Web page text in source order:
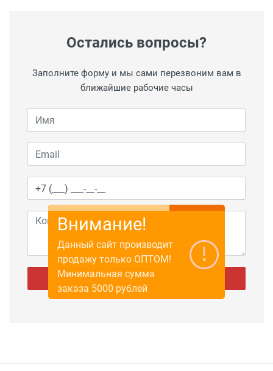
Остались вопросы?
Заполните форму и мы сами перезвоним вам в
ближайшие рабочие часы
Отправить
Внимание!
Данный сайт производит
продажу только ОПТОМ!
Минимальная сумма
заказа 5000 рублей